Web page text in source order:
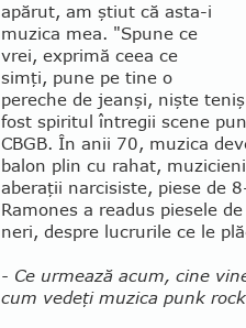
apărut, am ştiut că asta-i
muzica mea. "Spune ce
vrei, exprimă ceea ce
simţi, pune pe tine o
pereche de jeanşi, nişte
fost spiritul întregii scene
CBGB. În anii 70, muzica
balon plin cu rahat,
aberaţii narcisiste, piese de
Ramones a readus pie­sele
neri, despre lucrurile ce le
- Ce urmează a­cum, cine
cum vedeţi mu­zica punk